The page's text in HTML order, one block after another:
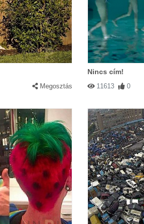
Megosztás
Nincs cím!
11613 0